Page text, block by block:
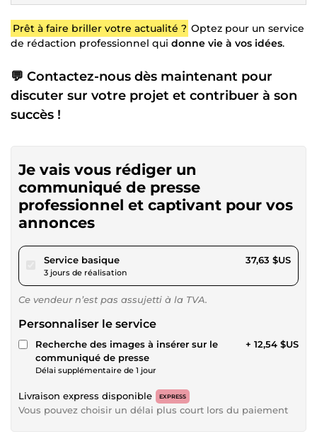
Prêt à faire briller votre actualité ? Optez pour un service
de rédaction professionnel qui donne vie à vos idées.
💬 Contactez-nous dès maintenant pour
discuter sur votre projet et contribuer à son
succès !
Je vais vous rédiger un
communiqué de presse
professionnel et captivant pour vos
annonces
Service basiquepour 34,68 $US
3 jours de réalisation
37,63 $US
Ce vendeur n’est pas assujetti à la TVA.
Personnaliser le service
Recherche des images à insérer sur le
communiqué de presse
Délai supplémentaire de 1 jour
+ 12,54 $US
Livraison express disponible EXPRESS
Vous pouvez choisir un délai plus court lors du paiement